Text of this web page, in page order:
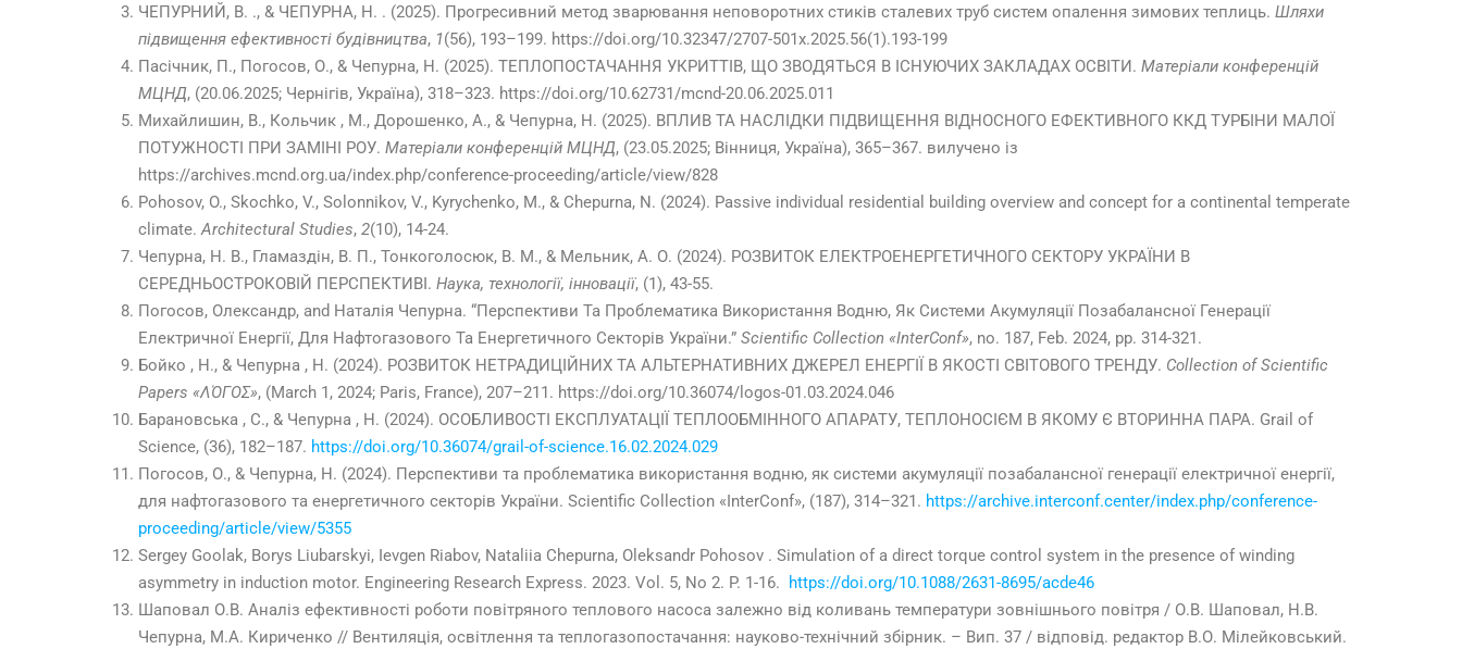
ЧЕПУРНИЙ, В. ., & ЧЕПУРНА, Н. . (2025). Прогресивний метод зварювання неповоротних стиків сталевих труб систем опалення зимових теплиць. Шляхи
підвищення ефективності будівництва, 1(56), 193–199. https://doi.org/10.32347/2707-501x.2025.56(1).193-199
Пасічник, П., Погосов, О., & Чепурна, Н. (2025). ТЕПЛОПОСТАЧАННЯ УКРИТТІВ, ЩО ЗВОДЯТЬСЯ В ІСНУЮЧИХ ЗАКЛАДАХ ОСВІТИ. Матеріали конференцій
МЦНД, (20.06.2025; Чернігів, Україна), 318–323. https://doi.org/10.62731/mcnd-20.06.2025.011
Михайлишин, В., Кольчик , М., Дорошенко, А., & Чепурна, Н. (2025). ВПЛИВ ТА НАСЛІДКИ ПІДВИЩЕННЯ ВІДНОСНОГО ЕФЕКТИВНОГО ККД ТУРБІНИ МАЛОЇ
ПОТУЖНОСТІ ПРИ ЗАМІНІ РОУ. Матеріали конференцій МЦНД, (23.05.2025; Вінниця, Україна), 365–367. вилучено із
https://archives.mcnd.org.ua/index.php/conference-proceeding/article/view/828
Pohosov, O., Skochko, V., Solonnikov, V., Kyrychenko, M., & Chepurna, N. (2024). Passive individual residential building overview and concept for a continental temperate
climate.Architectural Studies, 2(10), 14-24.
Чепурна, Н. В., Гламаздін, В. П., Тонкоголосюк, В. М., & Мельник, А. О. (2024). РОЗВИТОК ЕЛЕКТРОЕНЕРГЕТИЧНОГО СЕКТОРУ УКРАЇНИ В
СЕРЕДНЬОСТРОКОВІЙ ПЕРСПЕКТИВІ. Наука, технології, інновації, (1), 43-55.
Погосов, Олександр, and Наталія Чепурна. “Перспективи Та Проблематика Використання Водню, Як Системи Акумуляції Позабалансної Генерації
Електричної Енергії, Для Нафтогазового Та Енергетичного Секторів України.” Scientific Collection «InterConf», no. 187, Feb. 2024, pp. 314-321.
Бойко , Н., & Чепурна , Н. (2024). РОЗВИТОК НЕТРАДИЦІЙНИХ ТА АЛЬТЕРНАТИВНИХ ДЖЕРЕЛ ЕНЕРГІЇ В ЯКОСТІ СВІТОВОГО ТРЕНДУ. Collection of Scientific
Papers «ΛΌГOΣ», (March 1, 2024; Paris, France), 207–211. https://doi.org/10.36074/logos-01.03.2024.046
Барановська , С., & Чепурна , Н. (2024). ОСОБЛИВОСТІ ЕКСПЛУАТАЦІЇ ТЕПЛООБМІННОГО АПАРАТУ, ТЕПЛОНОСІЄМ В ЯКОМУ Є ВТОРИННА ПАРА. Grail of
Science, (36), 182–187. https://doi.org/10.36074/grail-of-science.16.02.2024.029
Погосов, О., & Чепурна, Н. (2024). Перспективи та проблематика використання водню, як системи акумуляції позабалансної генерації електричної енергії,
для нафтогазового та енергетичного секторів України. Scientific Collection «InterConf», (187), 314–321. https://archive.interconf.center/index.php/conference-
proceeding/article/view/5355
Sergey Goolak, Borys Liubarskyi, Ievgen Riabov, Nataliia Chepurna, Oleksandr Pohosov . Simulation of a direct torque control system in the presence of winding
asymmetry in induction motor. Engineering Research Express. 2023. Vol. 5, No 2. P. 1-16.
https://doi.org/10.1088/2631-8695/acde46
Шаповал О.В. Аналіз ефективності роботи повітряного теплового насоса залежно від коливань температури зовнішнього повітря / О.В. Шаповал, Н.В.
Чепурна, М.А. Кириченко // Вентиляція, освітлення та теплогазопостачання: науково-технічний збірник. – Вип. 37 / відповід. редактор В.О. Мілейковський.